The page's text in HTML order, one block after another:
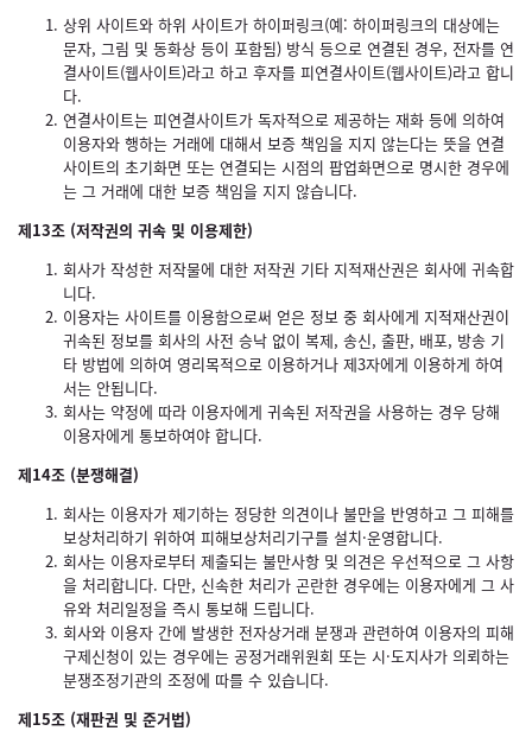
상위 사이트와 하위 사이트가 하이퍼링크(예: 하이퍼링크의 대상에는
문자, 그림 및 동화상 등이 포함됨) 방식 등으로 연결된 경우, 전자를 연
결사이트(웹사이트)라고 하고 후자를 피연결사이트(웹사이트)라고 합니
다.
연결사이트는 피연결사이트가 독자적으로 제공하는 재화 등에 의하여
이용자와 행하는 거래에 대해서 보증 책임을 지지 않는다는 뜻을 연결
사이트의 초기화면 또는 연결되는 시점의 팝업화면으로 명시한 경우에
는 그 거래에 대한 보증 책임을 지지 않습니다.
제13조 (저작권의 귀속 및 이용제한)
회사가 작성한 저작물에 대한 저작권 기타 지적재산권은 회사에 귀속합
니다.
이용자는 사이트를 이용함으로써 얻은 정보 중 회사에게 지적재산권이
귀속된 정보를 회사의 사전 승낙 없이 복제, 송신, 출판, 배포, 방송 기
타 방법에 의하여 영리목적으로 이용하거나 제3자에게 이용하게 하여
서는 안됩니다.
회사는 약정에 따라 이용자에게 귀속된 저작권을 사용하는 경우 당해
이용자에게 통보하여야 합니다.
제14조 (분쟁해결)
회사는 이용자가 제기하는 정당한 의견이나 불만을 반영하고 그 피해를
보상처리하기 위하여 피해보상처리기구를 설치·운영합니다.
회사는 이용자로부터 제출되는 불만사항 및 의견은 우선적으로 그 사항
을 처리합니다. 다만, 신속한 처리가 곤란한 경우에는 이용자에게 그 사
유와 처리일정을 즉시 통보해 드립니다.
회사와 이용자 간에 발생한 전자상거래 분쟁과 관련하여 이용자의 피해
구제신청이 있는 경우에는 공정거래위원회 또는 시·도지사가 의뢰하는
분쟁조정기관의 조정에 따를 수 있습니다.
제15조 (재판권 및 준거법)